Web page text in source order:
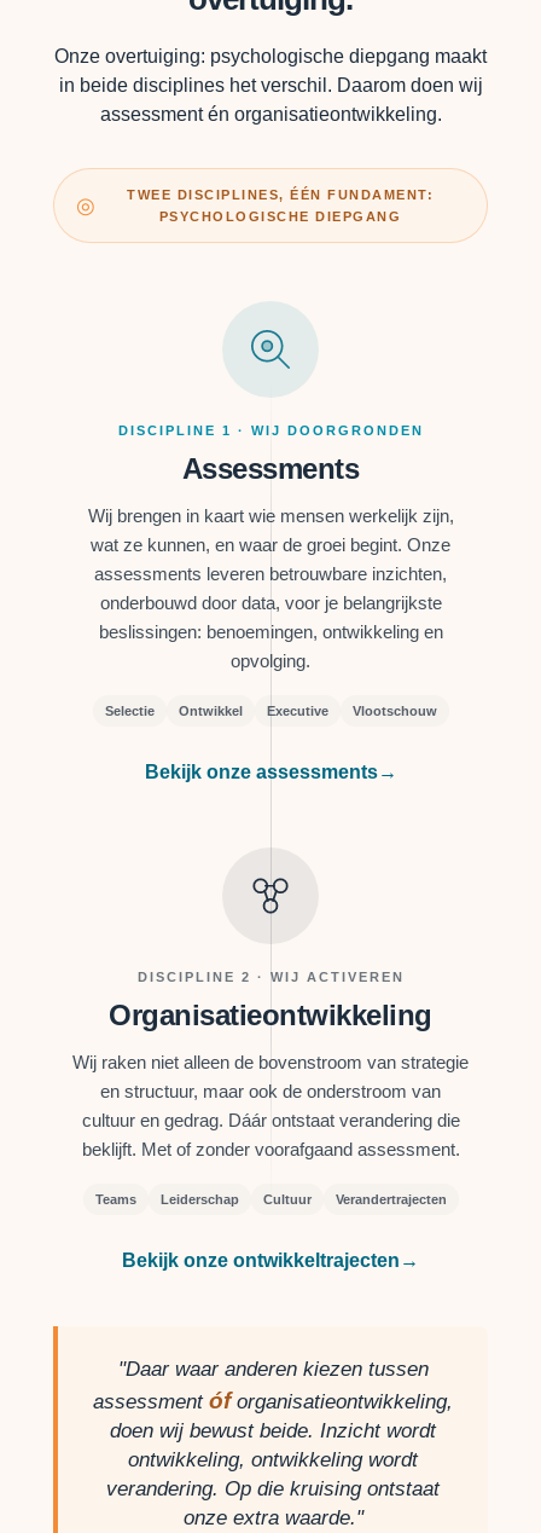
Onze overtuiging: psychologische diepgang maakt
in beide disciplines het verschil. Daarom doen wij
assessment én organisatieontwikkeling.
◎
TWEE DISCIPLINES, ÉÉN FUNDAMENT:
PSYCHOLOGISCHE DIEPGANG
DISCIPLINE 1 · WIJ DOORGRONDEN
Assessments
Wij brengen in kaart wie mensen werkelijk zijn,
wat ze kunnen, en waar de groei begint. Onze
assessments leveren betrouwbare inzichten,
onderbouwd door data, voor je belangrijkste
beslissingen: benoemingen, ontwikkeling en
opvolging.
Selectie Ontwikkel Executive Vlootschouw
Bekijk onze assessments→
DISCIPLINE 2 · WIJ ACTIVEREN
Organisatieontwikkeling
Wij raken niet alleen de bovenstroom van strategie
en structuur, maar ook de onderstroom van
cultuur en gedrag. Dáár ontstaat verandering die
beklijft. Met of zonder voorafgaand assessment.
Teams Leiderschap Cultuur Verandertrajecten
Bekijk onze ontwikkeltrajecten →
"Daar waar anderen kiezen tussen
assessment óforganisatieontwikkeling,
doen wij bewust beide. Inzicht wordt
ontwikkeling, ontwikkeling wordt
verandering. Op die kruising ontstaat
onze extra waarde."